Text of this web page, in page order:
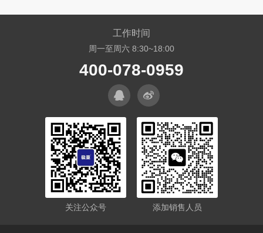
工作时间
周一至周六 8:30~18:00
400-078-0959
关注公众号 添加销售人员